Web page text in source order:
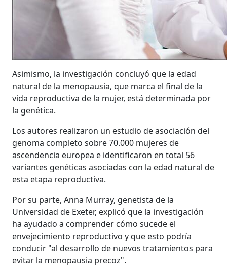
Asimismo, la investigación concluyó que la edad
natural de la menopausia, que marca el final de la
vida reproductiva de la mujer, está determinada por
la genética.
Los autores realizaron un estudio de asociación del
genoma completo sobre 70.000 mujeres de
ascendencia europea e identificaron en total 56
variantes genéticas asociadas con la edad natural de
esta etapa reproductiva.
Por su parte, Anna Murray, genetista de la
Universidad de Exeter, explicó que la investigación
ha ayudado a comprender cómo sucede el
envejecimiento reproductivo y que esto podría
conducir "al desarrollo de nuevos tratamientos para
evitar la menopausia precoz".